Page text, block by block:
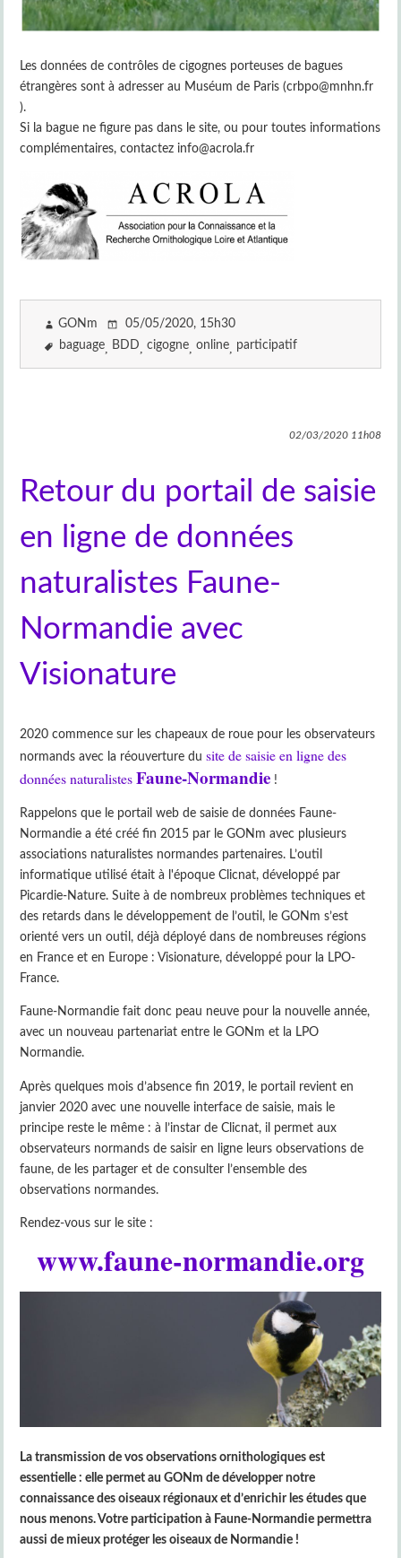
Les données de contrôles de cigognes porteuses de bagues
étrangères sont à adresser au Muséum de Paris (crbpo@mnhn.fr
).
Si la bague ne figure pas dans le site, ou pour toutes informations
complémentaires, contactez info@acrola.fr
GONm 05/05/2020, 15h30
baguage
BDD cigogne online participatif
02/03/202011h08
Retour du portail de saisie
en ligne de données
naturalistes Faune-
Normandie avec
Visionature
2020 commence sur les chapeaux de roue pour les observateurs
normands avec la réouverture dusite de saisie en ligne des
données naturalistesFaune-Normandie !
Rappelons que le portail web de saisie de données Faune-
Normandie a été créé fin 2015 par le GONm avec plusieurs
associations naturalistes normandes partenaires. L’outil
informatique utilisé était à l'époque Clicnat, développé par
Picardie-Nature. Suite à de nombreux problèmes techniques et
des retards dans le développement de l’outil, le GONm s’est
orienté vers un outil, déjà déployé dans de nombreuses régions
en France et en Europe : Visionature, développé pour la LPO-
France.
Faune-Normandie fait donc peau neuve pour la nouvelle année,
avec un nouveau partenariat entre le GONm et la LPO
Normandie.
Après quelques mois d’absence fin 2019, le portail revient en
janvier 2020 avec une nouvelle interface de saisie, mais le
principe reste le même : à l’instar de Clicnat, il permet aux
observateurs normands de saisir en ligne leurs observations de
faune, de les partager et de consulter l’ensemble des
observations normandes.
Rendez-vous sur le site :
www.faune-normandie.org
La transmission de vos observations ornithologiques est
essentielle : elle permet au GONm de développer notre
connaissance des oiseaux régionaux et d’enrichir les études que
nous menons. Votre participation à Faune-Normandie permettra
aussi de mieux protéger les oiseaux de Normandie !